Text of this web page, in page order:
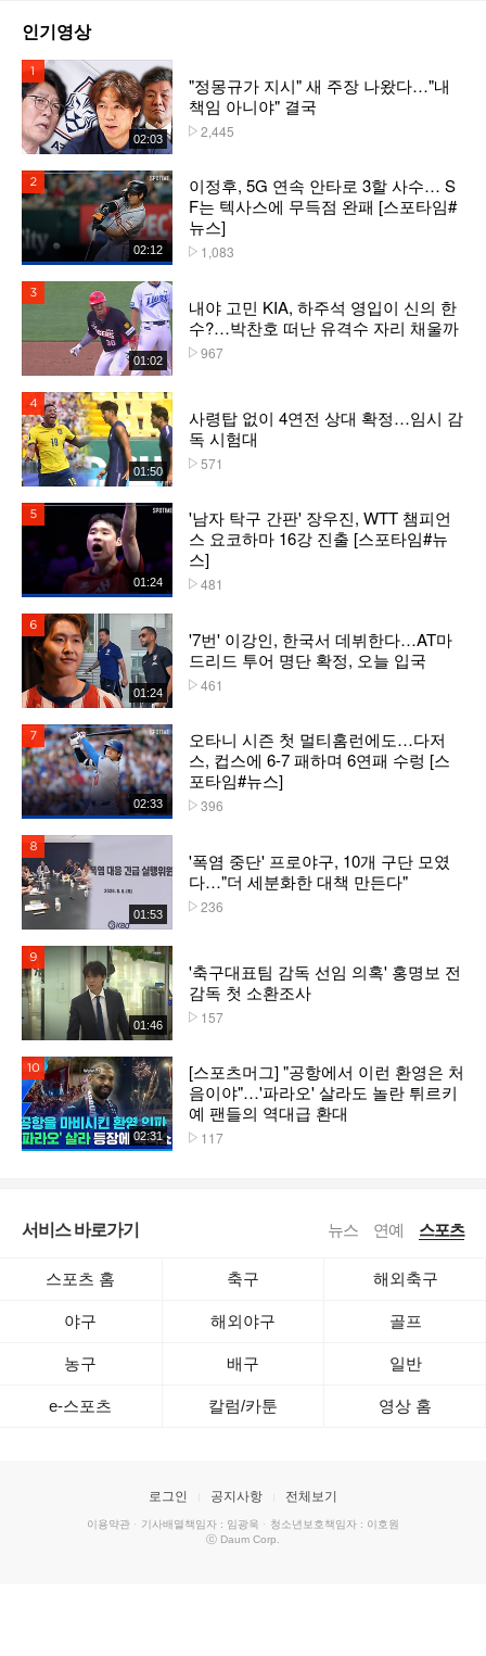
인기영상
02:03
"정몽규가 지시" 새 주장 나왔다…"내
책임 아니야" 결국
2,445
02:12
이정후, 5G 연속 안타로 3할 사수… S
F는 텍사스에 무득점 완패 [스포타임#
뉴스]
1,083
01:02
내야 고민 KIA, 하주석 영입이 신의 한
수?…박찬호 떠난 유격수 자리 채울까
967
01:50
사령탑 없이 4연전 상대 확정…임시 감
독 시험대
571
01:24
'남자 탁구 간판' 장우진, WTT 챔피언
스 요코하마 16강 진출 [스포타임#뉴
스]
481
01:24
'7번' 이강인, 한국서 데뷔한다…AT마
드리드 투어 명단 확정, 오늘 입국
461
02:33
오타니 시즌 첫 멀티홈런에도…다저
스, 컵스에 6-7 패하며 6연패 수렁 [스
포타임#뉴스]
396
01:53
'폭염 중단' 프로야구, 10개 구단 모였
다…"더 세분화한 대책 만든다"
236
01:46
'축구대표팀 감독 선임 의혹' 홍명보 전
감독 첫 소환조사
157
02:31
[스포츠머그] "공항에서 이런 환영은 처
음이야"…'파라오' 살라도 놀란 튀르키
예 팬들의 역대급 환대
117
서비스 바로가기 뉴스 연예 스포츠
스포츠 홈 축구 해외축구
야구 해외야구 골프
농구 배구 일반
e-스포츠 칼럼/카툰 영상 홈
로그인 공지사항 전체보기
이용약관 · 기사배열책임자 : 임광욱 · 청소년보호책임자 : 이호원
ⓒ Daum Corp.